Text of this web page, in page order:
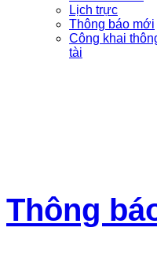
Lịch trực
Thông báo mới
Công khai
tài
Thông